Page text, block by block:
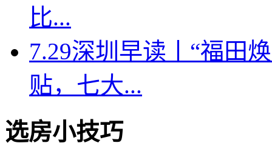
比...
7.29深圳早读丨“福田
贴，七大...
选房小技巧